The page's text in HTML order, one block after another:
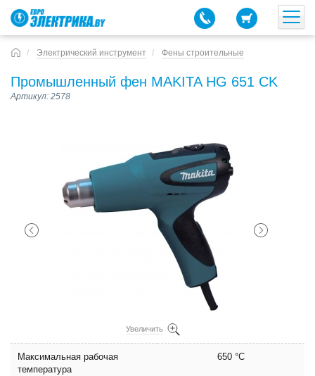
Электрический инструмент Фены строительные
Промышленный фен MAKITA HG 651 CK
Артикул: 2578
Увеличить
Максимальная рабочая
температура
650 °C